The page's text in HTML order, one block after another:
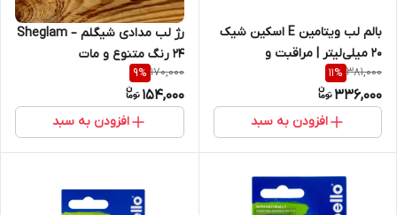
بالم لب ویتامین E اسکین‌ شیک
۲۰ میلی‌لیتر | مراقبت و
رطوبت‌رسانی عمقی به لب‌ها
381,000
11%
336,000
افزودن به سبد
رژ لب مدادی شیگلم Sheglam –
۲۴ رنگ متنوع و مات
170,000
9%
154,000
افزودن به سبد